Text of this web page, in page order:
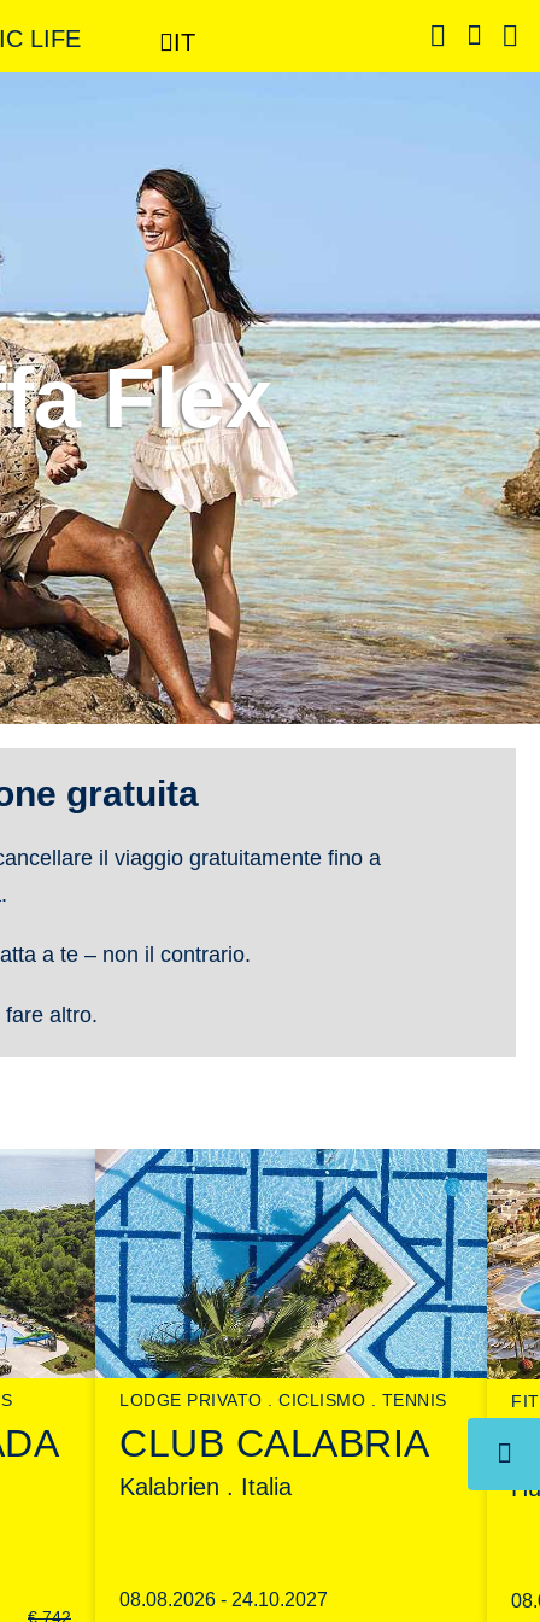
LIFE IT
Flex
gratuita
il viaggio gratuitamente fino a
a te – non il contrario.
altro.
€ 742
LODGE PRIVATO CICLISMO TENNIS
CLUB CALABRIA
Kalabrien . Italia
08.08.2026 - 24.10.2027